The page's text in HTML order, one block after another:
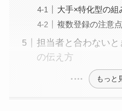
大手×特化型の組
複数登録の注意点
担当者と合わない
の伝え方
もっと